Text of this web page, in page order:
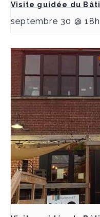
Visite guidée du
septembre 30 @